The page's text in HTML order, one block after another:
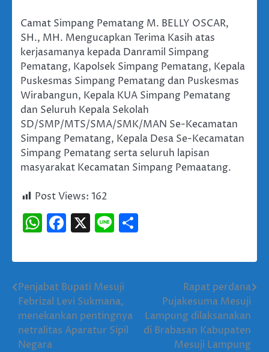
Camat Simpang Pematang M. BELLY OSCAR,
SH., MH. Mengucapkan Terima Kasih atas
kerjasamanya kepada Danramil Simpang
Pematang, Kapolsek Simpang Pematang, Kepala
Puskesmas Simpang Pematang dan Puskesmas
Wirabangun, Kepala KUA Simpang Pematang
dan Seluruh Kepala Sekolah
SD/SMP/MTS/SMA/SMK/MAN Se-Kecamatan
Simpang Pematang, Kepala Desa Se-Kecamatan
Simpang Pematang serta seluruh lapisan
masyarakat Kecamatan Simpang Pemaatang.
Post Views: 162
WhatsApp
Facebook
X Line
Navigasi
pos
Penjabat Bupati Mesuji
Febrizal Levi Sukmana,
menekankan pentingnya
netralitas Aparatur Sipil
Negara
Rapat perdana
Pujakesuma Mesuji
Lampung dilaksanakan
di Brabasan Kabupaten
Mesuji Lampung